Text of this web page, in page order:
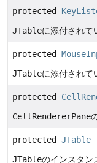
protected
JTableに添付されて
protected
JTableに添付されて
protected
CellRendererPane
protected JTable
JTableのインスタン